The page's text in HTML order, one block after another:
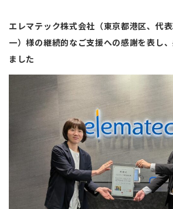
エレマテック株式会社（東京都港区、代
一）様の継続的なご支援への感謝を表し
ました